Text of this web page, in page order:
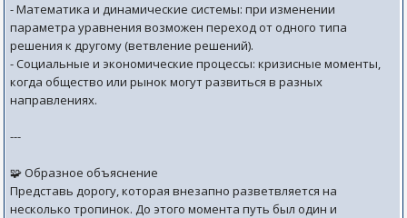
- Математика и динамические системы: при изменении
параметра уравнения возможен переход от одного типа
решения к другому (ветвление решений).
- Социальные и экономические процессы: кризисные моменты,
когда общество или рынок могут развиться в разных
направлениях.
---
🧩 Образное объяснение
Представь дорогу, которая внезапно разветвляется на
несколько тропинок. До этого момента путь был один и